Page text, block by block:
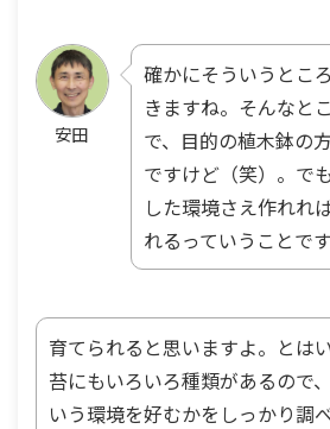
安田
確かにそういうとこ
きますね。そんなと
で、目的の植木鉢の
ですけど（笑）。で
した環境さえ作れれ
れるっていうことです
育てられると思いますよ。とはい
苔にもいろいろ種類があるので
いう環境を好むかをしっかり調